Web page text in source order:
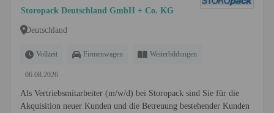
Storopack Deutschland GmbH + Co. KG
Deutschland
Vollzeit Firmenwagen Weiterbildungen
06.08.2026
Als Vertriebsmitarbeiter (m/w/d) bei Storopack sind Sie für die
Akquisition neuer Kunden und die Betreuung bestehender Kunden